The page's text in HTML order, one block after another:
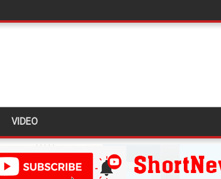
நீர் வெட்டு!
உள்நாட்டு உற்பத்தி - வசந்த சமரசிங்க!
மீட்பு
VIDEO